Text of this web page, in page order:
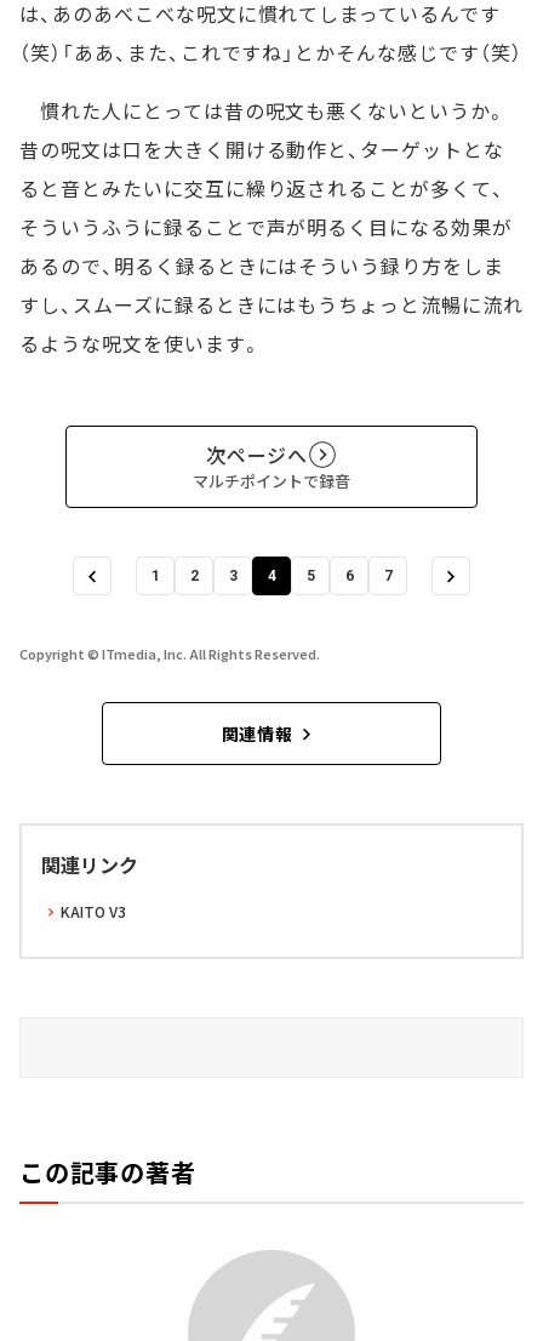
は、あのあべこべな呪文に慣れてしまっているんです
（笑）「ああ、また、これですね」とかそんな感じです（笑）
慣れた人にとっては昔の呪文も悪くないというか。
昔の呪文は口を大きく開ける動作と、ターゲットとな
ると音とみたいに交互に繰り返されることが多くて、
そういうふうに録ることで声が明るく目になる効果が
あるので、明るく録るときにはそういう録り方をしま
すし、スムーズに録るときにはもうちょっと流暢に流れ
るような呪文を使います。
次ページへ
マルチポイントで録音
1 2 3 4 5 6 7
Copyright © ITmedia, Inc. All Rights Reserved.
関連情報
関連リンク
KAITO V3
この記事の著者